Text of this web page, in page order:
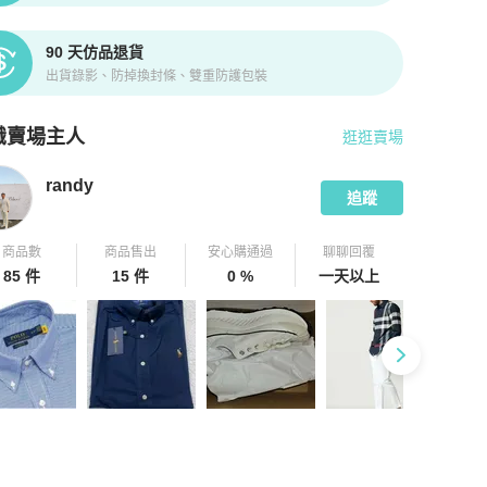
90 天仿品退貨
出貨錄影、防掉換封條、雙重防護包裝
賣場主人
拍拍圈嚴選賣家
逛逛賣場
randy
追蹤
商品數
85 件
商品售出
15 件
安心購通過
0 %
聊聊回覆
一天以上